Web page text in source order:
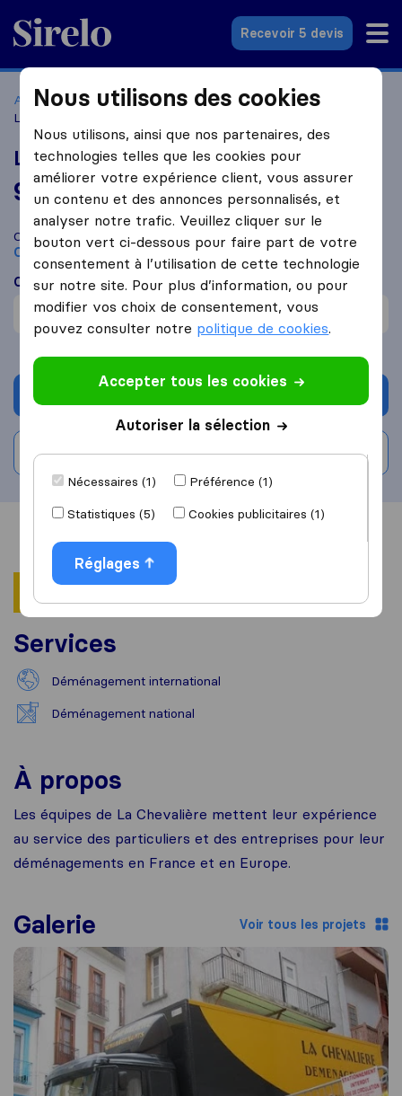
Sirelo.fr
Recevoir 5 devis
Accueil Déménageurs France
Déménageurs Cavaillon
La Chevalière
La Chevalière
9,4 basé sur 18
avis Sirelo et Google
i
Comparez La Chevalière avec d'autresdéménageursà
Cavaillon
Ce que disent les clients
Efficace (1)
Demander un devis
Rédiger un avis
Vue d'ensemble
Services
Déménagement international
Déménagement national
À propos
Les équipes de La Chevalière mettent leur expérience
au service des particuliers et des entreprises pour leur
déménagements en France et en Europe.
Galerie Voir tous les projets
Nous utilisons des cookies
Nous utilisons, ainsi que nos partenaires, des
technologies telles que les cookies pour
améliorer votre expérience client, vous assurer
un contenu et des annonces personnalisés, et
analyser notre trafic. Veuillez cliquer sur le
bouton vert ci-dessous pour faire part de votre
consentement à l’utilisation de cette technologie
sur notre site. Pour plus d’information, ou pour
modifier vos choix de consentement, vous
pouvez consulter notre politique de cookies.
Accepter tous les cookies
Autoriser la sélection
Nécessaires (1)
Préférence (1)
Statistiques (5)
Cookies publicitaires (1)
Réglages